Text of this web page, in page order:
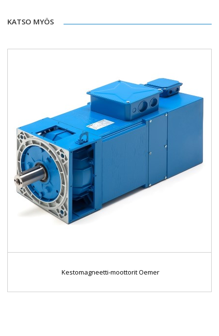
KATSO MYÖS
Kestomagneetti-moottorit Oemer